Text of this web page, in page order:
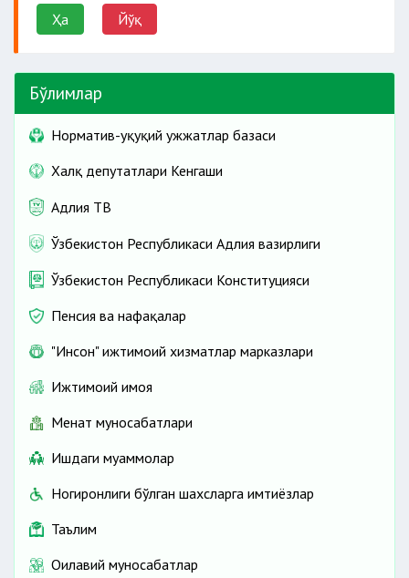
Ҳа Йўқ
Бўлимлар
Норматив-ҳуқуқий ҳужжатлар базаси
Халқ депутатлари Кенгаши
Адлия ТВ
Ўзбекистон Республикаси Адлия вазирлиги
Ўзбекистон Республикаси Конституцияси
Пенсия ва нафақалар
"Инсон" ижтимоий хизматлар марказлари
Ижтимоий ҳимоя
Меҳнат муносабатлари
Ишдаги муаммолар
Ногиронлиги бўлган шахсларга имтиёзлар
Таълим
Оилавий муносабатлар